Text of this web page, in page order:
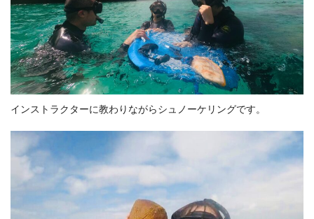
インストラクターに教わりながらシュノーケリングです。